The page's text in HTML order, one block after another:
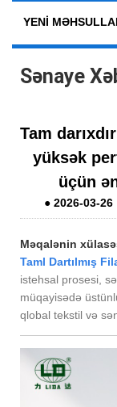
YENI
Sənaye
Tam
yüksək
üçün
●2026-03-26
Məqalənin
Taml Dartılmış
istehsal prosesi,
müqayisədə
qlobal tekstil və